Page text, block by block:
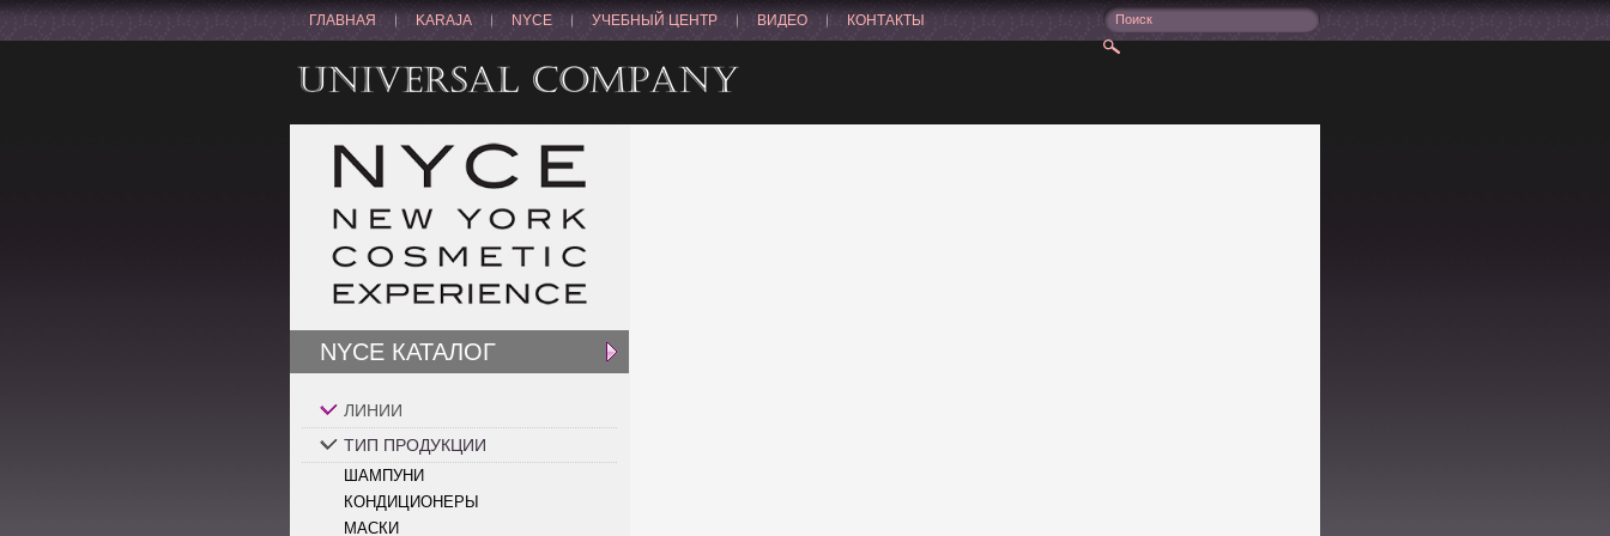
ГЛАВНАЯ KARAJA NYCE УЧЕБНЫЙ ЦЕНТР ВИДЕО КОНТАКТЫ
NYCE КАТАЛОГ
ЛИНИИ
ТИП ПРОДУКЦИИ
ШАМПУНИ
КОНДИЦИОНЕРЫ
МАСКИ